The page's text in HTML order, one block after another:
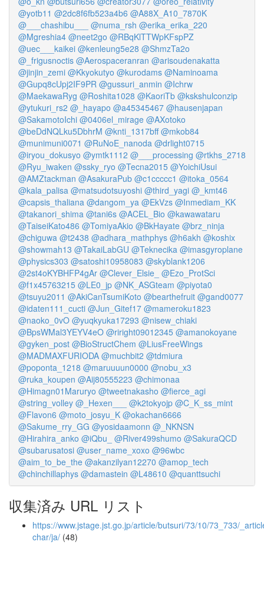
@yotb11 @2dc8f6fb523a4b6 @A88X_A10_7870K
@___chashibu___
@numa_rsh @erika_erika_220
@Mgreshia4 @neet2go @RBqKlTTWpKFspPZ
@uec___kaikei @kenleung5e28 @ShmzTa2o
@_frigusnoctis @Aerospaceranran @arisoudenakatta
@jinjin_zemi @Kkyokutyo @kurodams @Naminoama
@Gupq8cUpj2IF9PR @gussuri_anmin @Ichrw
@MaekawaRyg @Roshita1028 @KaoriTb @kskshulconzip
@ytukuri_rs2 @_hayapo @a45345467 @hausenjapan
@SakamotoIchi @0406el_mirage @AXotoko
@beDdNQLku5DbhrM @knti_1317bff @mkob84
@munimuni0071 @RuNoE_nanoda @drlight0715
@iryou_dokusyo @ymtk1112 @___processing @rtkhs_2718
@Ryu_iwaken @ssky_ryo @Tecna2015 @YoichiUsui
@AMZtackman @AsakuraPub @c1ccccc1 @itoka_0564
@kala_palisa @matsudotsuyoshi @third_yagi @_kmt46
@capsis_thaliana @dangom_ya @EkVzs @Inmediam_KK
@takanori_shima @tani6s @ACEL_Bio @kawawataru
@TaiseiKato486 @TomiyaAkio @BkHayate @brz_ninja
@chiguwa @t2438 @adhara_mathphys @h6akh @koshix
@showmah13 @TakaiLabGU @Teknecika @imasgyroplane
@physics303 @satoshi10958083 @skyblank1206
@2st4oKYBHFP4gAr @Clever_Elsie_ @Ezo_ProtSci
@f1x45763215 @LE0_jp @NK_ASGteam @piyota0
@tsuyu2011 @AkiCanTsumiKoto @bearthefruit @gand0077
@idaten111_cucti @Jun_Gitef17 @mameroku1823
@naoko_0vO @yuqkyuka17293 @nisew_chiaki
@BpsWMal3YEYV4eO @riright09012345 @amanokoyane
@gyken_post @BioStructChem @LiusFreeWings
@MADMAXFURIODA @muchbit2 @tdmiura
@poponta_1218 @maruuuun0000 @nobu_x3
@ruka_koupen @Aij80555223 @chimonaa
@Himagn01Maruryo @tweetnakasho @fierce_agi
@string_volley @_Hexen___ @k2tokyojp @C_K_ss_mint
@Flavon6 @moto_josyu_K @okachan6666
@Sakume_rry_GG @yosidaamonn @_NKNSN
@Hirahira_anko @iQbu_ @River499shumo @SakuraQCD
@subarusatosi @user_name_xoxo @96wbc
@aim_to_be_the @akanzilyan12270 @amop_tech
@chinchillaphys @damastein @L48610 @quanttsuchi
収集済み URL リスト
https://www.jstage.jst.go.jp/article/butsuri/73/10/73_733/
char/ja/ (48)